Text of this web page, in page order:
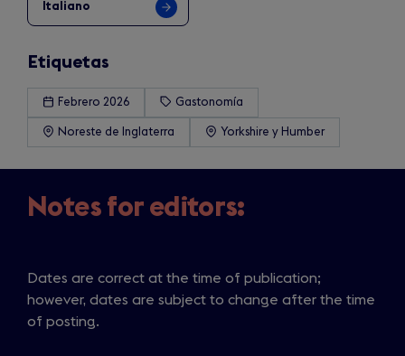
Italiano
Etiquetas
Febrero 2026 Gastonomía
Noreste de Inglaterra Yorkshire y Humber
Notes for editors:
Dates are correct at the time of publication;
however, dates are subject to change after the time
of posting.